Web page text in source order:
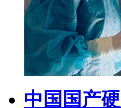
中国国产